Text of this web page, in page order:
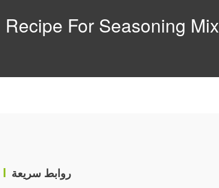
Recipe For Seasoning Mix
روابط سريعة